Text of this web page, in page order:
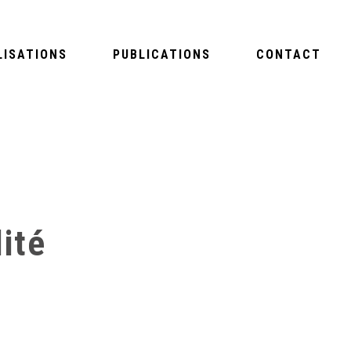
PUBLICATIONS CONTACT